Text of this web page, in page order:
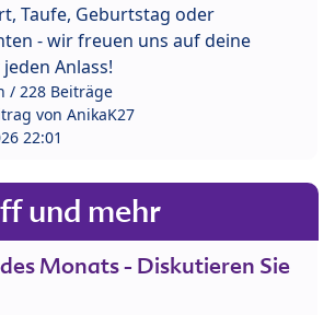
Taufe, Geburtstag oder
- wir freuen uns auf deine
Anlass!
/ 228 Beiträge
von AnikaK27
22:01
und mehr
Monats - Diskutieren Sie